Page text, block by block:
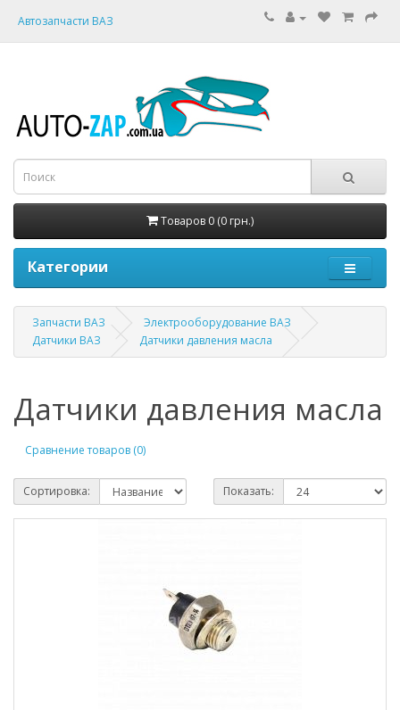
Автозапчасти ВАЗ
Товаров 0 (0 грн.)
Категории
Запчасти ВАЗ
Электрооборудование ВАЗ
Датчики ВАЗ
Датчики давления масла
Датчики давления масла
Сравнение товаров (0)
Сортировка: Показать: